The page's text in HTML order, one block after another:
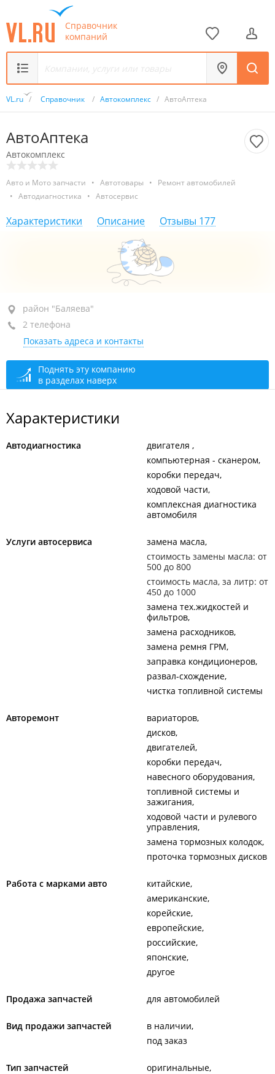
Справочник
компаний
VL.ru / Справочник / Автокомплекс / АвтоАптека
АвтоАптека
Автокомплекс
Авто и Мото запчасти • Автотовары •
Ремонт автомобилей
• Автодиагностика • Автосервис
Характеристики Описание Отзывы 177
район "Баляева", ул. Адмирала Юмашева, 7Б
ТЦ "Зеленый угол"
+7 (423) 280-46-50
+7 967 958-46-50
открыто: 09:00–20:00
район "Баляева"
2 телефона
Показать адреса и контакты
Поднять эту компанию
в разделах наверх
Характеристики
Автодиагностика
двигателя
компьютерная - сканером
коробки передач
ходовой части
комплексная диагностика
автомобиля
Услуги автосервиса
замена масла
стоимость замены масла: от
500 до 800
стоимость масла, за литр: от
450 до 1000
замена тех.жидкостей и
фильтров
замена расходников
замена ремня ГРМ
заправка кондиционеров
развал-схождение
чистка топливной системы
Авторемонт
вариаторов
дисков
двигателей
коробки передач
навесного оборудования
топливной системы и
зажигания
ходовой части и рулевого
управления
замена тормозных колодок
проточка тормозных дисков
Работа с марками авто
китайские
американские
корейские
европейские
российские
японские
другое
Продажа запчастей для автомобилей
Вид продажи запчастей
в наличии
под заказ
Тип запчастей
оригинальные